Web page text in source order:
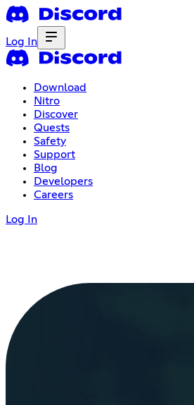
Log In
Download
Nitro
Discover
Quests
Safety
Support
Blog
Developers
Careers
Log In